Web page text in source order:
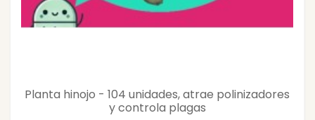
Planta hinojo - 104 unidades, atrae polinizadores
y controla plagas